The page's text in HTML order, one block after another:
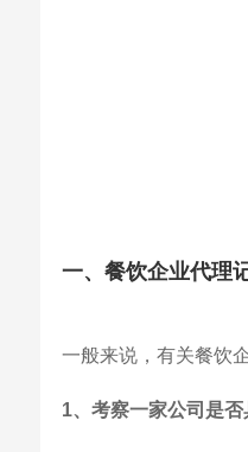
一、餐饮企业代理
一般来说，有关餐饮
1、考察一家公司是否